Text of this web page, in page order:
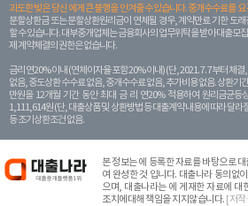
과도한 빚은 당신 에게 큰 불행을 안겨줄 수 있습니다. 중개수수료를
분할상환금 또는 분할상환원리금이 연체될 경우, 계약만료 기한 도
할 수 있습니다. 대부중개업체는 금융회사의 업무위탁을 받아 대출모
제 계약체결의 권한은 없습니다.
금리 연20% 이내 (연체이자율 포함 20% 이내) (단, 2021. 7. 7부터 체
없음, 중도상환 수수료 없음, 중개수수료 없음, 추가비용 없음. 상환기
만원을 12개월 기간 동안 최대 금 리 연20% 적용하여 원리금균등
1,111,614원 (단, 대출상품 및 상환방법 등 대출계약 내용에 따라 달라
등 조기상환조건 없음.
본 정보는에 등록한 자료를 바탕으로
여 완성한 것 입니다. 대출나라 동의없
으며, 대출나라는 에 게재한 자료에 대
조치에대해 책임을 지지않습니다. [저작